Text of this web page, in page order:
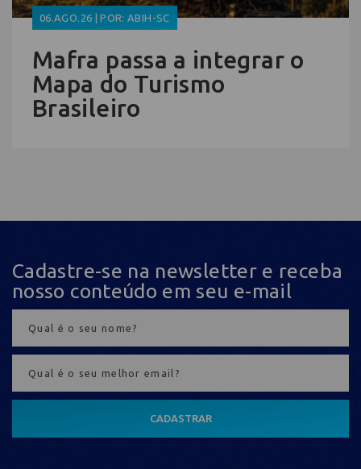
06.AGO.26 | POR: ABIH-SC
Mafra passa a integrar o
Mapa do Turismo
Brasileiro
Cadastre-se na newsletter e receba
nosso conteúdo em seu e-mail
CADASTRAR